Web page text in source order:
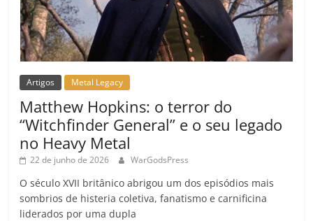
Artigos Metal Legacy
Matthew Hopkins: o terror do
“Witchfinder General” e o seu legado
no Heavy Metal
22 de junho de 2026 WarGodsPress
O século XVII britânico abrigou um dos episódios mais
sombrios de histeria coletiva, fanatismo e carnificina
liderados por uma dupla